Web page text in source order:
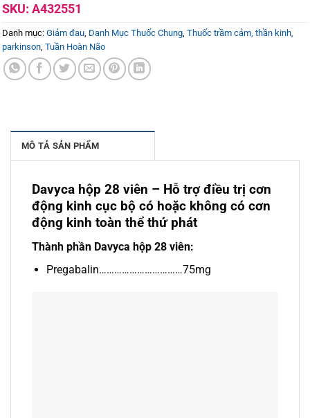
SKU: A432551
Danh mục: Giảm đau Danh Mục Thuốc Chung Thuốc trầm cảm, thần kinh,
parkinson Tuần Hoàn Não
MÔ TẢ SẢN PHẨM
Davyca hộp 28 viên – Hỗ trợ điều trị cơn
động kinh cục bộ có hoặc không có cơn
động kinh toàn thể thứ phát
Thành phần Davyca hộp 28 viên:
Pregabalin……………………………75mg